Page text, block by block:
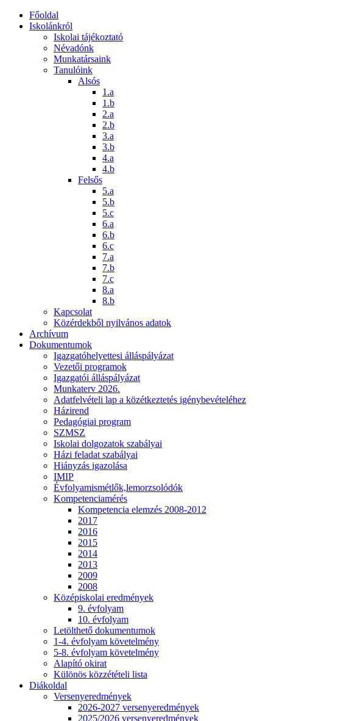
Főoldal
Iskolánkról
Iskolai tájékoztató
Névadónk
Munkatársaink
Tanulóink
Alsós
1.a
1.b
2.a
2.b
3.a
3.b
4.a
4.b
Felsős
5.a
5.b
5.c
6.a
6.b
6.c
7.a
7.b
7.c
8.a
8.b
Kapcsolat
Közérdekből nyilvános adatok
Archívum
Dokumentumok
Igazgatóhelyettesi álláspályázat
Vezetői programok
Igazgatói álláspályázat
Munkaterv 2026.
Adatfelvételi lap a közétkeztetés igénybevételéhez
Házirend
Pedagógiai program
SZMSZ
Iskolai dolgozatok szabályai
Házi feladat szabályai
Hiányzás igazolása
IMIP
Évfolyamismétlők,lemorzsolódók
Kompetenciamérés
Kompetencia elemzés 2008-2012
2017
2016
2015
2014
2013
2009
2008
Középiskolai eredmények
9. évfolyam
10. évfolyam
Letölthető dokumentumok
1-4. évfolyam követelmény
5-8. évfolyam követelmény
Alapító okirat
Különös közzétételi lista
Diákoldal
Versenyeredmények
2026-2027 versenyeredmények
2025/2026 versenyeredmények